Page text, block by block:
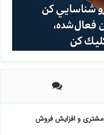
مشتری و افزایش فروش